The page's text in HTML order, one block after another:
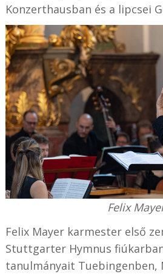
Konzerthausban és a lipcsei
Felix
Felix Mayer karmester első
Stuttgarter Hymnus
tanulmányait Tuebingenben,